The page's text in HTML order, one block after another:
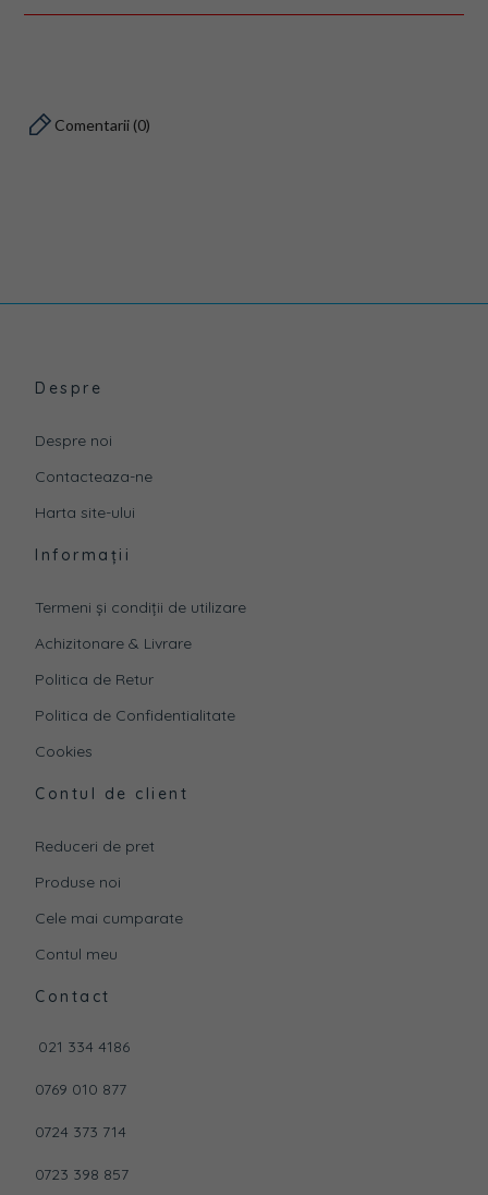
Comentarii (0)
Despre
Despre noi
Contacteaza-ne
Harta site-ului
Informații
Termeni și condiții de utilizare
Achizitonare & Livrare
Politica de Retur
Politica de Confidentialitate
Cookies
Contul de client
Reduceri de pret
Produse noi
Cele mai cumparate
Contul meu
Contact
021 334 4186
0769 010 877
0724 373 714
0723 398 857